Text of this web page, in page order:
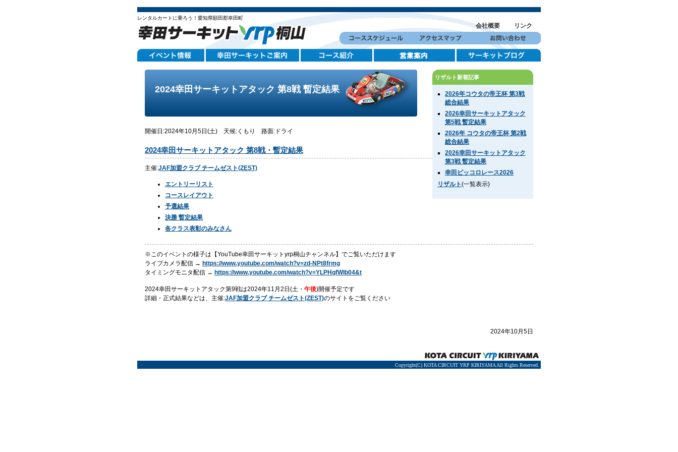
レンタルカートに乗ろう！愛知県額田郡幸田町
リンク
会社概要
リザルト新着記事
2026年コウタの帝王杯 第3戦
総合結果
2026幸田サーキットアタック
第5戦 暫定結果
2026年 コウタの帝王杯 第2戦
総合結果
2026幸田サーキットアタック
第3戦 暫定結果
幸田ピッコロレース2026
リザルト(一覧表示)
2024幸田サーキットアタック 第8戦 暫定結果
開催日:2024年10月5日(土) 天候:くもり 路面:ドライ
2024幸田サーキットアタック 第8戦・暫定結果
主催:JAF加盟クラブ チームゼスト(ZEST)
エントリーリスト
コースレイアウト
予選結果
決勝 暫定結果
各クラス表彰のみなさん
※このイベントの様子は【YouTube幸田サーキットyrp桐山チャンネル】でご覧いただけます
ライブカメラ配信 → https://www.youtube.com/watch?v=zd-NPt8frmg
タイミングモニタ配信 → https://www.youtube.com/watch?v=YLPHqfWIb04&t
2024幸田サーキットアタック第9戦は2024年11月2日(土・ 午後)開催予定です
詳細・正式結果などは、主催:JAF加盟クラブ チームゼスト(ZEST)のサイトをご覧ください
2024年10月5日
Copyright(C) KOTA CIRCUIT YRP KIRIYAMA All Rights Reserved.